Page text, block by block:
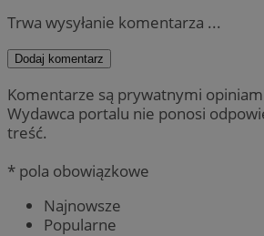
Trwa wysyłanie komentarza ...
Dodaj komentarz
Komentarze są prywatnymi
Wydawca portalu nie ponosi
treść.
* pola obowiązkowe
Najnowsze
Popularne